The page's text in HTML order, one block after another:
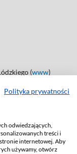
Polityka prywatności
odwiedzających,
treści i
internetowej. Aby
używamy, otwórz
(www)